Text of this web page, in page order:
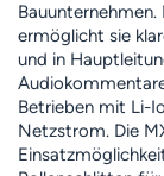
ermöglicht sie
und in
Betrieben mit Li-
Netzstrom. Die